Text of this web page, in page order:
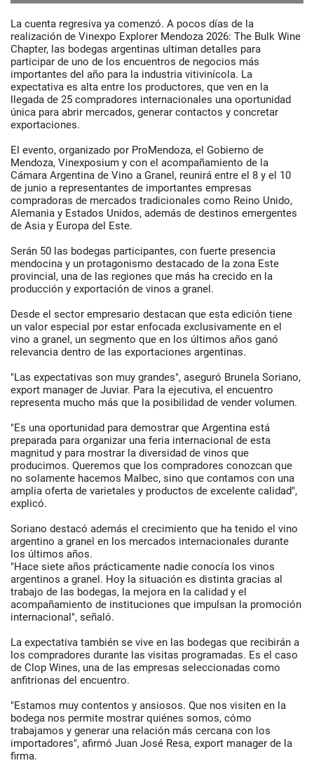
La cuenta regresiva ya comenzó. A pocos días de la
realización de Vinexpo Explorer Mendoza 2026: The Bulk Wine
Chapter, las bodegas argentinas ultiman detalles para
participar de uno de los encuentros de negocios más
importantes del año para la industria vitivinícola. La
expectativa es alta entre los productores, que ven en la
llegada de 25 compradores internacionales una oportunidad
única para abrir mercados, generar contactos y concretar
exportaciones.
El evento, organizado por ProMendoza, el Gobierno de
Mendoza, Vinexposium y con el acompañamiento de la
Cámara Argentina de Vino a Granel, reunirá entre el 8 y el 10
de junio a representantes de importantes empresas
compradoras de mercados tradicionales como Reino Unido,
Alemania y Estados Unidos, además de destinos emergentes
de Asia y Europa del Este.
Serán 50 las bodegas participantes, con fuerte presencia
mendocina y un protagonismo destacado de la zona Este
provincial, una de las regiones que más ha crecido en la
producción y exportación de vinos a granel.
Desde el sector empresario destacan que esta edición tiene
un valor especial por estar enfocada exclusivamente en el
vino a granel, un segmento que en los últimos años ganó
relevancia dentro de las exportaciones argentinas.
"Las expectativas son muy grandes", aseguró Brunela Soriano,
export manager de Juviar. Para la ejecutiva, el encuentro
representa mucho más que la posibilidad de vender volumen.
"Es una oportunidad para demostrar que Argentina está
preparada para organizar una feria internacional de esta
magnitud y para mostrar la diversidad de vinos que
producimos. Queremos que los compradores conozcan que
no solamente hacemos Malbec, sino que contamos con una
amplia oferta de varietales y productos de excelente calidad",
explicó.
Soriano destacó además el crecimiento que ha tenido el vino
argentino a granel en los mercados internacionales durante
los últimos años.
"Hace siete años prácticamente nadie conocía los vinos
argentinos a granel. Hoy la situación es distinta gracias al
trabajo de las bodegas, la mejora en la calidad y el
acompañamiento de instituciones que impulsan la promoción
internacional", señaló.
La expectativa también se vive en las bodegas que recibirán a
los compradores durante las visitas programadas. Es el caso
de Clop Wines, una de las empresas seleccionadas como
anfitrionas del encuentro.
"Estamos muy contentos y ansiosos. Que nos visiten en la
bodega nos permite mostrar quiénes somos, cómo
trabajamos y generar una relación más cercana con los
importadores", afirmó Juan José Resa, export manager de la
firma.